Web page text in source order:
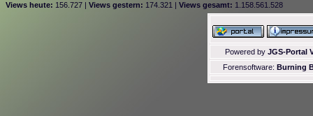
Views heute: 156.727 | Views gestern: 174.321 | Views gesamt: 1.158.561.528
Powered by JGS-Portal
Forensoftware: Burning